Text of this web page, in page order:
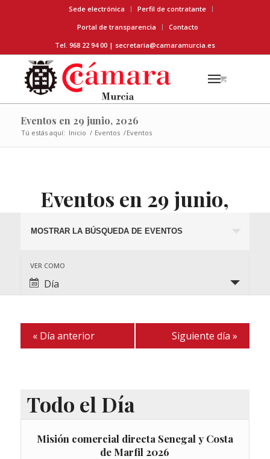
Sede electrónica
Perfil de contratante
Portal de transparencia
Contacto
Tel. 968 22 94 00 | secretaria@camaramurcia.es
Eventos en 29 junio, 2026
Tú estás aquí: Inicio / Eventos /Eventos
Eventos en 29 junio,
2026
Búsqueda
navegació
de
de
Eventos
MOSTRAR LA BÚSQUEDA DE EVENTOS
Navegación
de
vistas
de
VER COMO
Día
«Día anterior Siguiente día»
Todo el Día
Misión comercial directa Senegal y Costa
de Marfil 2026